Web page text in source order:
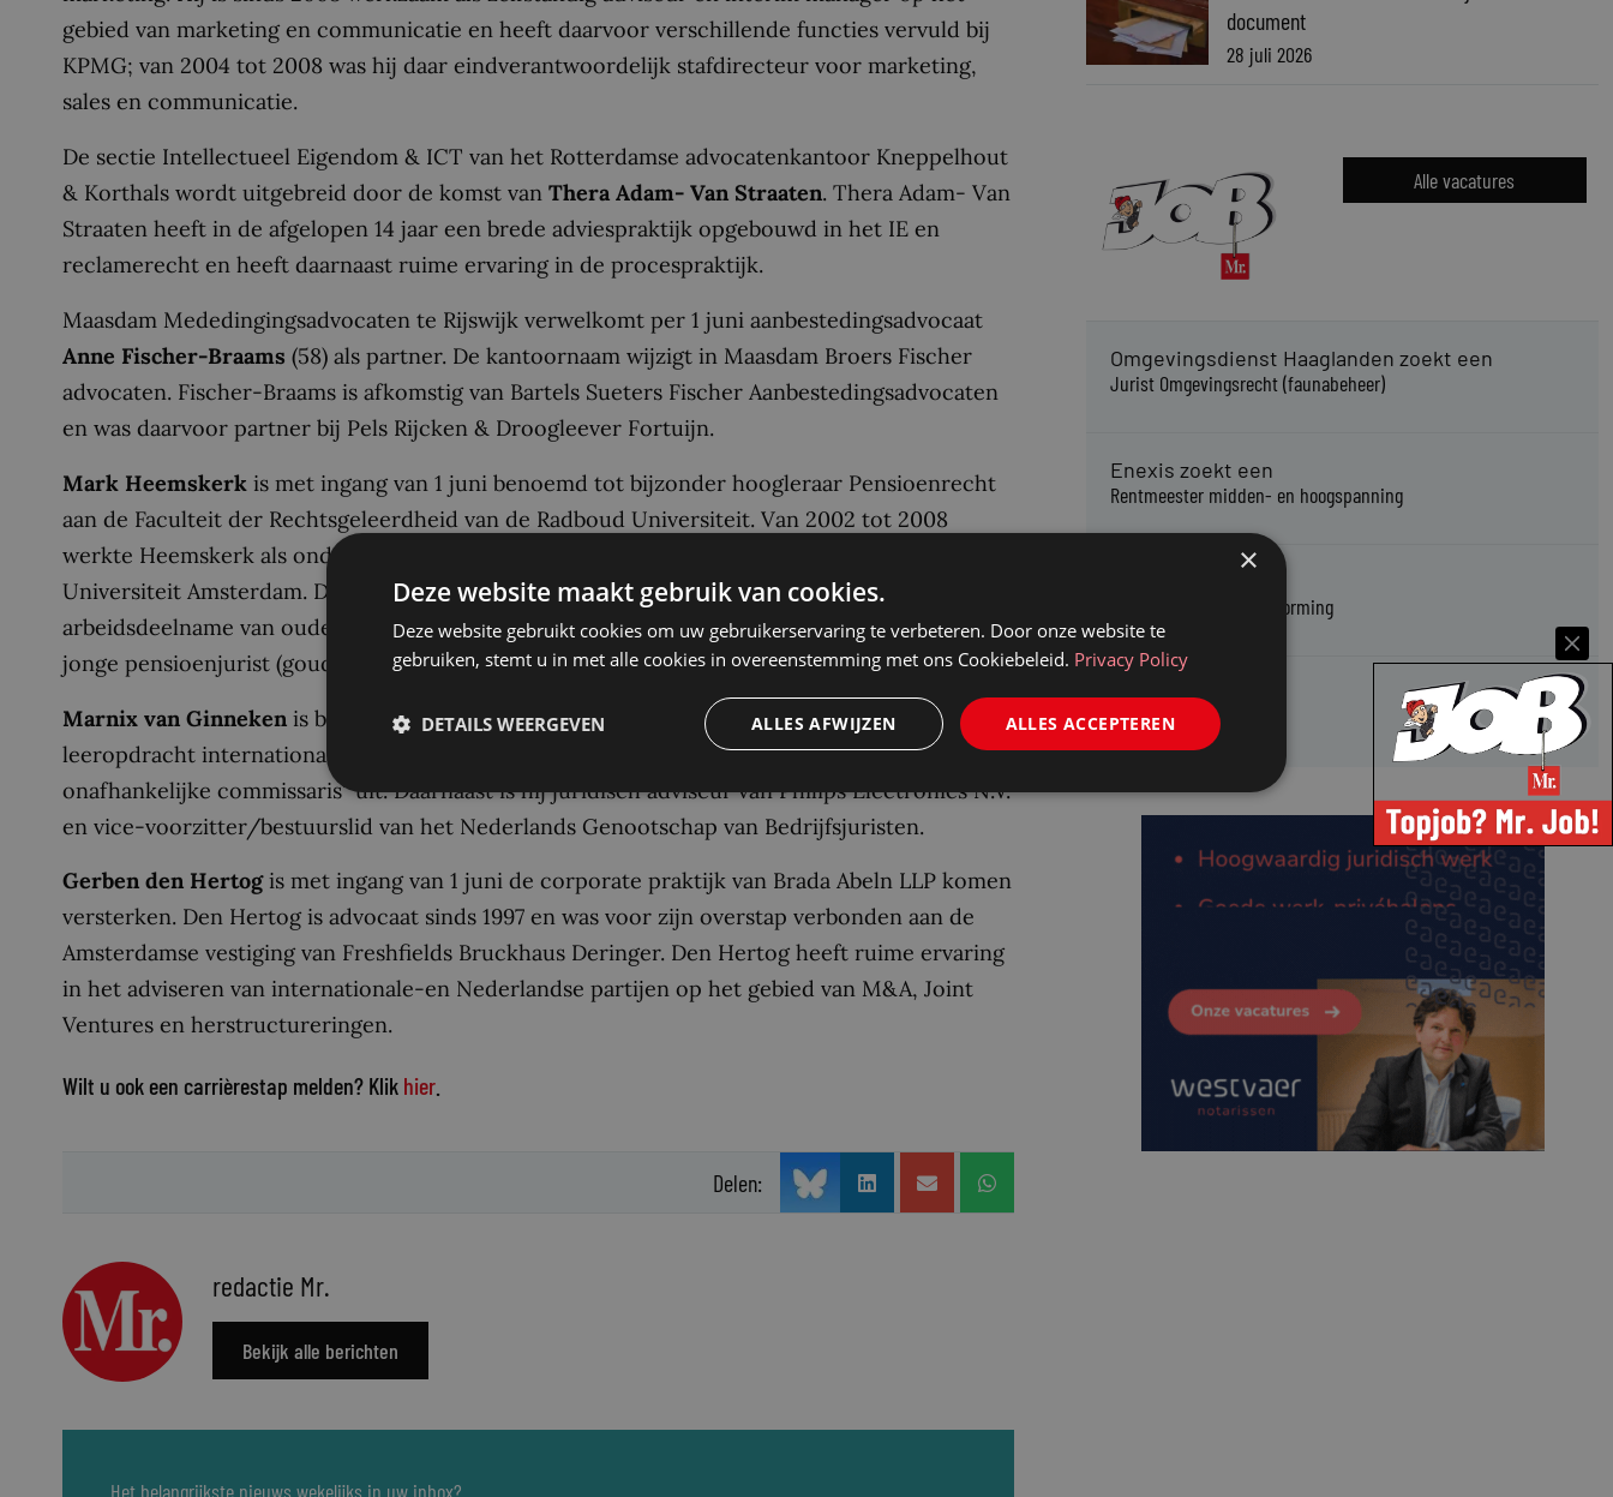
gebied van marketing en communicatie en heeft daarvoor verschillende functies vervuld bij
KPMG; van 2004 tot 2008 was hij daar eindverantwoordelijk stafdirecteur voor marketing,
sales en communicatie.
De sectie Intellectueel Eigendom & ICT van het Rotterdamse advocatenkantoor Kneppelhout
& Korthals wordt uitgebreid door de komst van Thera Adam- Van Straaten. Thera Adam- Van
Straaten heeft in de afgelopen 14 jaar een brede adviespraktijk opgebouwd in het IE en
reclamerecht en heeft daarnaast ruime ervaring in de procespraktijk.
Maasdam Mededingingsadvocaten te Rijswijk verwelkomt per 1 juni aanbestedingsadvocaat
Anne Fischer-Braams (58) als partner. De kantoornaam wijzigt in Maasdam Broers Fischer
advocaten. Fischer-Braams is afkomstig van Bartels Sueters Fischer Aanbestedingsadvocaten
en was daarvoor partner bij Pels Rijcken & Droogleever Fortuijn.
Mark Heemskerk is met ingang van 1 juni benoemd tot bijzonder hoogleraar Pensioenrecht
aan de Faculteit der Rechtsgeleerdheid van de Radboud Universiteit. Van 2002 tot 2008
werkte Heemskerk als onderzoeker sociaal recht/universitair docent aan de Vrije
Universiteit Amsterdam. Daar promoveerde hij in 2009 op onderzoek naar de
arbeidsdeelname van oudere werknemers. In datzelfde jaar werd hij uitgeroepen tot beste
jonge pensioenjurist (gouden stoofpeer pensioenrecht in het tijdschrift Mr.).
Marnix van Ginneken is benoemd tot hoogleraar bij de Erasmus School of Law met de
leeropdracht internationaal ondernemingsrech. Eind mei sprak hij zijn inaugurale rede “De
onafhankelijke commissaris” uit. Daarnaast is hij juridisch adviseur van Philips Electronics N.V.
en vice-voorzitter/bestuurslid van het Nederlands Genootschap van Bedrijfsjuristen.
Gerben den Hertogis met ingang van 1 juni de corporate praktijk van Brada Abeln LLP komen
versterken. Den Hertog is advocaat sinds 1997 en was voor zijn overstap verbonden aan de
Amsterdamse vestiging van Freshfields Bruckhaus Deringer. Den Hertog heeft ruime ervaring
in het adviseren van internationale-en Nederlandse partijen op het gebied van M&A, Joint
Ventures en herstructureringen.
Wilt u ook een carrièrestap melden? Klik hier
Delen:
redactie Mr.
Bekijk alle berichten
Het belangrijkste nieuws wekelijks in uw inbox?
document
28 juli 2026
Alle vacatures
Omgevingsdienst Haaglanden zoekt een
Jurist Omgevingsrecht (faunabeheer)
Enexis zoekt een
Rentmeester midden- en hoogspanning
Jurist ruimtelijke planvorming
Enexis zoekt een
Rentmeester
×
Deze website maakt gebruik van cookies.
Deze website gebruikt cookies om uw gebruikerservaring te verbeteren. Door onze website te
gebruiken, stemt u in met alle cookies in overeenstemming met ons Cookiebeleid. Privacy Policy
ALLES ACCEPTEREN
ALLES AFWIJZEN
DETAILS WEERGEVEN